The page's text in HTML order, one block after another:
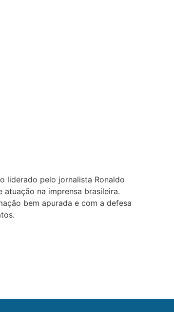
liderado pelo jornalista Ronaldo
atuação na imprensa brasileira.
bem apurada e com a defesa